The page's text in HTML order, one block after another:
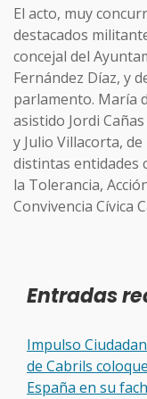
El acto, muy
destacados
concejal del
Fernández Díaz, y
parlamento. María
asistido Jordi
y Julio Villacorta,
distintas entidades
la Tolerancia,
Convivencia Cívica
Entradas
Impulso
de Cabrils
España en su